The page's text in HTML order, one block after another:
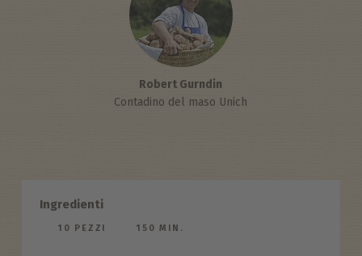
Robert Gurndin
Contadino del maso Unich
Ingredienti
10 PEZZI 150 MIN.